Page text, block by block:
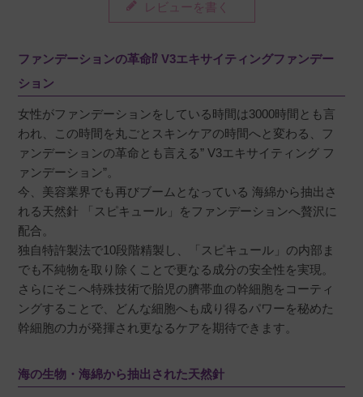
夕方まで崩れなくてとてもいいファンデーショ
みるく 購入者
非公開
投稿日
2022/04/04
た。チクチク感は皆無で適度な艶とカバー力が
あります。顔の何箇所かにファンデを置いて付
属のパフで広げますが、伸びも良く発色やハリ
もいい感じです。
レビューを書く
ファンデーションの革命⁉ V3エキサイティングファンデー
ション
女性がファンデーションをしている時間は3000時間とも言
われ、この時間を丸ごとスキンケアの時間へと変わる、フ
ァンデーションの革命とも言える” V3エキサイティング フ
ァンデーション”。
今、美容業界でも再びブームとなっている 海綿から抽出さ
れる天然針 「スピキュール」をファンデーションへ贅沢に
配合。
独自特許製法で10段階精製し、「スピキュール」の内部ま
でも不純物を取り除くことで更なる成分の安全性を実現。
さらにそこへ特殊技術で胎児の臍帯血の幹細胞をコーティ
ングすることで、どんな細胞へも成り得るパワーを秘めた
幹細胞の力が発揮され更なるケアを期待できます。
海の生物・海綿から抽出された天然針